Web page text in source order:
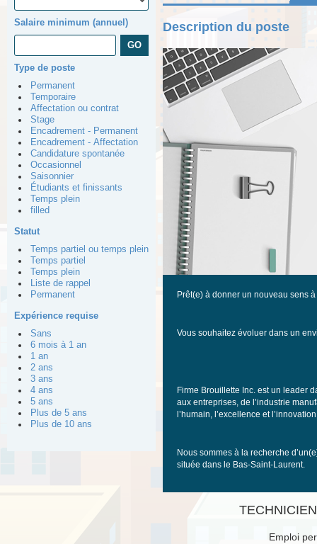
Salaire minimum (annuel)
Type de poste
Permanent
Temporaire
Affectation ou contrat
Stage
Encadrement - Permanent
Encadrement - Affectation
Candidature spontanée
Occasionnel
Saisonnier
Étudiants et finissants
Temps plein
filled
Statut
Temps partiel ou temps plein
Temps partiel
Temps plein
Liste de rappel
Permanent
Expérience requise
Sans
6 mois à 1 an
1 an
2 ans
3 ans
4 ans
5 ans
Plus de 5 ans
Plus de 10 ans
Description du poste
Prêt(e) à donner un nouveau sens
Vous souhaitez évoluer dans un
Firme Brouillette Inc. est un leader
aux entreprises, de l’industrie
l’humain, l’excellence et
Nous sommes à la recherche
située dans le Bas-Saint-Laurent.
Emploi